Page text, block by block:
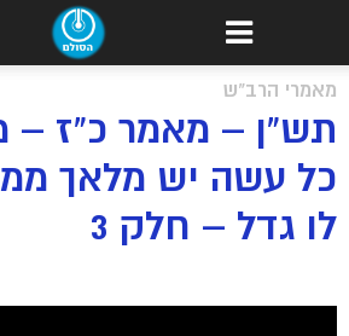
מאמרי הרב"ש
תש”ן – מאמר כ”ז –
כל עשה יש מלאך
לו גדל – חלק 3